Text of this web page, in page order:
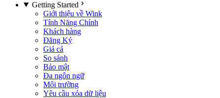
Getting Started
Giới thiệu về Wink
Tính Năng Chính
Khách hàng
Đăng Ký
Giá cả
So sánh
Bảo mật
Đa ngôn ngữ
Môi trường
Yêu cầu xóa dữ liệu